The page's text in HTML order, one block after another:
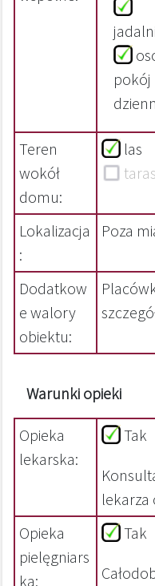
pokój
Teren
wokół
domu:
las
taras
Lokalizacja
:
Poza
Dodatkow
e walory
obiektu:
Warunki opieki
Opieka
lekarska:
Tak
lekarza
Opieka
pielęgniars
ka:
Tak